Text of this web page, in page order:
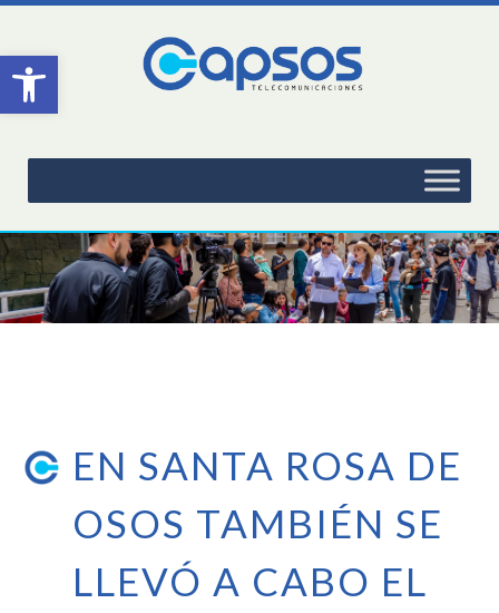
Abrir barra de herramientas
EN SANTA ROSA DE
OSOS TAMBIÉN SE
LLEVÓ A CABO EL